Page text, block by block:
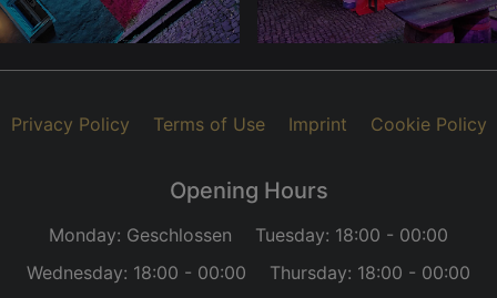
Privacy Policy Terms of Use Imprint Cookie Policy
Opening Hours
Monday: Geschlossen
Tuesday: 18:00 - 00:00
Wednesday: 18:00 - 00:00
Thursday: 18:00 - 00:00